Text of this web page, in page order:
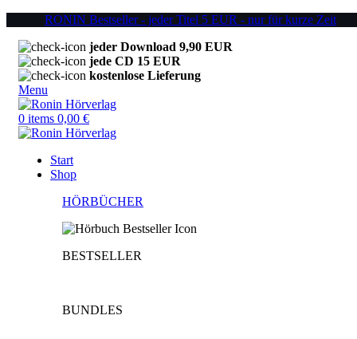
RONIN Bestseller - jeder Titel 5 EUR - nur für kurze Zeit
jeder Download 9,90 EUR
jede CD 15 EUR
kostenlose Lieferung
Menu
0 items 0,00 €
Start
Shop
HÖRBÜCHER
BESTSELLER
BUNDLES